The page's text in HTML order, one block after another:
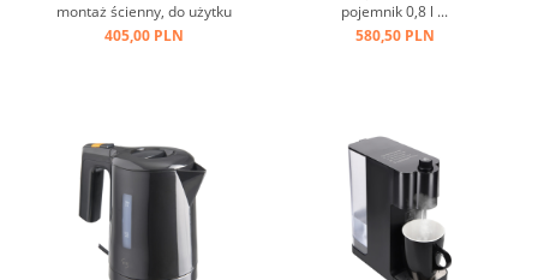
montaż ścienny, do użytku
zewnętrznego ...
405,00 PLN
pojemnik 0,8 l ...
580,50 PLN